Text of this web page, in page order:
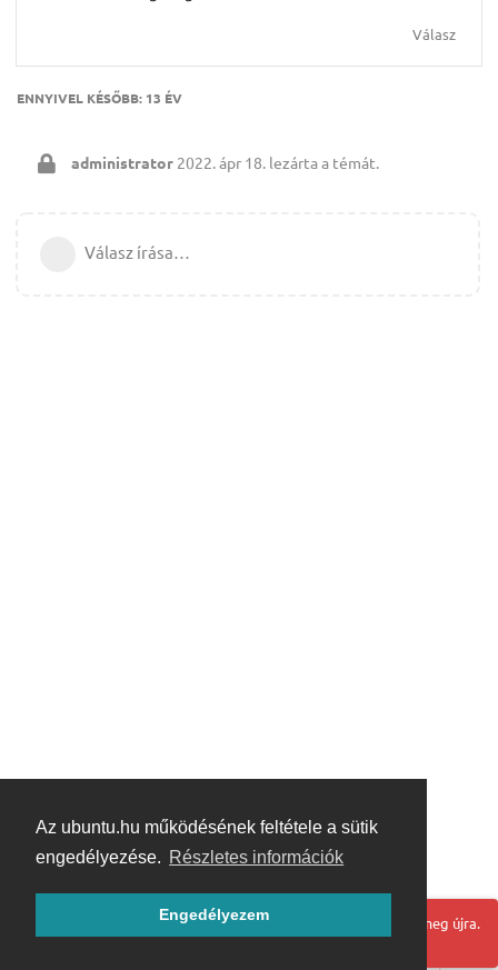
Az ubuntu.hu működésének feltétele a sütik
engedélyezése. Részletes információk
Engedélyezem
Válasz
ENNYIVEL KÉSŐBB: 13 ÉV
administrator 2022. ápr 18. lezárta a témát.
Válasz írása…
Hoppá! Valami hiba történt. Frissítse az oldalt és próbálja meg újra.